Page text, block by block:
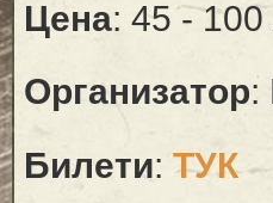
Цена: 45 - 100
Организатор:
Билети: ТУК